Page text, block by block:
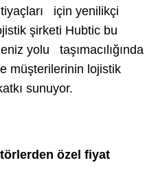
için yenilikçi
şirketi Hubtic bu
yolu taşımacılığında
müşterilerinin lojistik
sunuyor.
özel fiyat